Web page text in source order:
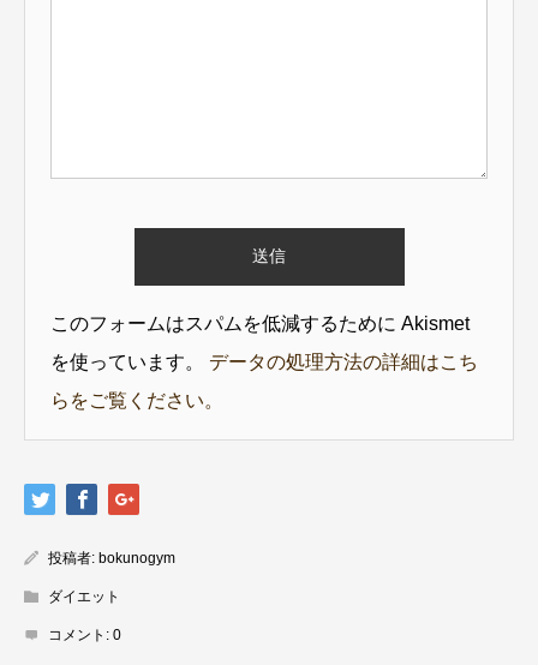
このフォームはスパムを低減するために Akismet
を使っています。 データの処理方法の詳細はこち
らをご覧ください。
投稿者: bokunogym
ダイエット
コメント: 0